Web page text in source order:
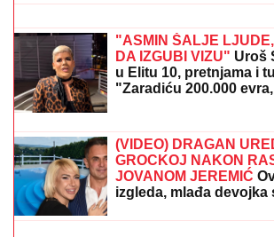
OGROMAN NOVAC ZA
PROSLAVUEvo koja
sve prštalo od luksuza
u Elitu 10, pretnjama i
"Zaradiću 200.000
američku ambasadu"